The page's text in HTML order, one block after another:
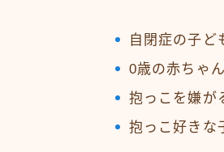
自閉症の子ど
0歳の赤ちゃ
抱っこを嫌が
抱っこ好きな